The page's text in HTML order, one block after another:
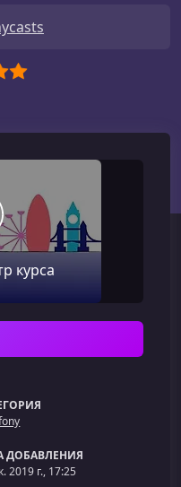
курса
ДОБАВЛЕНИЯ
2019 г., 17:25